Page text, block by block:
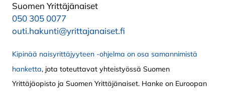
Suomen Yrittäjänaiset
050 305 0077
outi.hakunti@yrittajanaiset.fi
Kipinää naisyrittäjyyteen -ohjelma on osa samannimistä
hanketta, jota toteuttavat yhteistyössä Suomen
Yrittäjäopisto ja Suomen Yrittäjänaiset. Hanke on Euroopan